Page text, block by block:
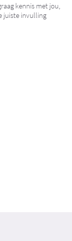
kennis met jou,
juiste invulling